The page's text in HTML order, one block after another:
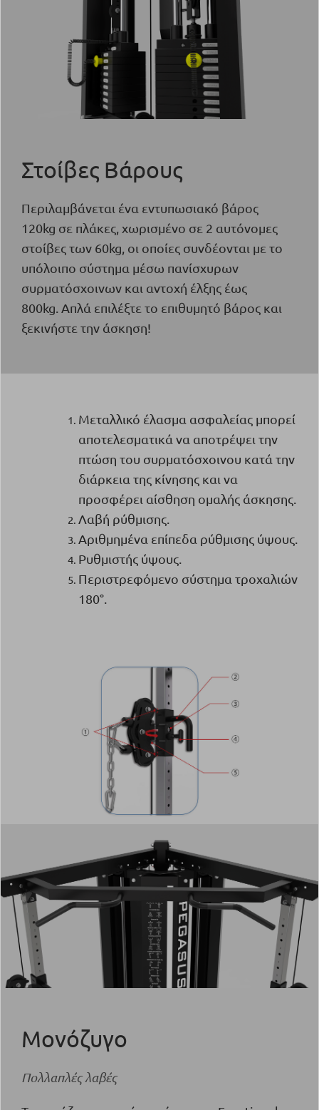
Στοίβες Βάρους
Περιλαμβάνεται ένα εντυπωσιακό βάρος
120kg σε πλάκες, χωρισμένο σε 2 αυτόνομες
στοίβες των 60kg, οι οποίες συνδέονται με το
υπόλοιπο σύστημα μέσω πανίσχυρων
συρματόσχοινων και αντοχή έλξης έως
800kg. Απλά επιλέξτε το επιθυμητό βάρος και
ξεκινήστε την άσκηση!
Μεταλλικό έλασμα ασφαλείας μπορεί
αποτελεσματικά να αποτρέψει την
πτώση του συρματόσχοινου κατά την
διάρκεια της κίνησης και να
προσφέρει αίσθηση ομαλής άσκησης.
Λαβή ρύθμισης.
Αριθμημένα επίπεδα ρύθμισης ύψους.
Ρυθμιστής ύψους.
Περιστρεφόμενο σύστημα τροχαλιών
180°.
Μονόζυγο
Πολλαπλές λαβές